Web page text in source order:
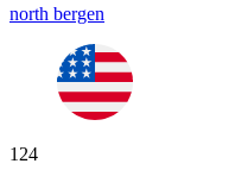
north bergen
124